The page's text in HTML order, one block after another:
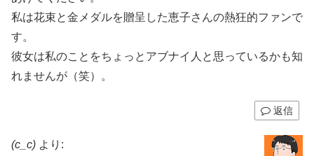
私は花束と金メダルを贈呈した恵子さんの熱狂的ファンで
す。
彼女は私のことをちょっとアブナイ人と思っているかも知
れませんが（笑）。
返信
(c_c) より: